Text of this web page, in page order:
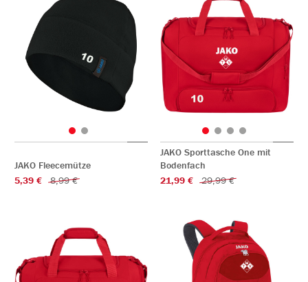
JAKO Fleecemütze
5,39 €
8,99 €
JAKO Sporttasche One mit
Bodenfach
21,99 €
29,99 €